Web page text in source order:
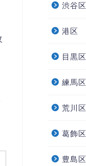
渋谷区
港区
目黒区
練馬区
荒川区
葛飾区
豊島区